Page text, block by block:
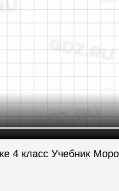
4 класс Учебник